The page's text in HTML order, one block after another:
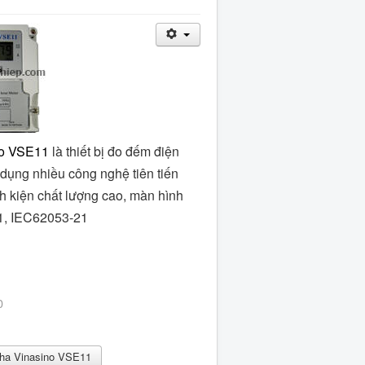
VSE11 là thiết bị đo đếm điện
nhiều công nghệ tiên tiến
kiện chất lượng cao, màn hình
IEC62053-21
Vinasino VSE11